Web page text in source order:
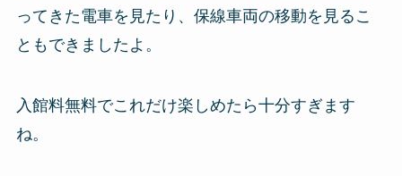
ってきた電車を見たり、保線車両の移動を見るこ
ともできましたよ。
入館料無料でこれだけ楽しめたら十分すぎます
ね。